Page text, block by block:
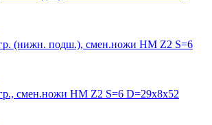
(нижн. подш.), смен.ножи HM Z2 S=6
смен.ножи HM Z2 S=6 D=29x8x52